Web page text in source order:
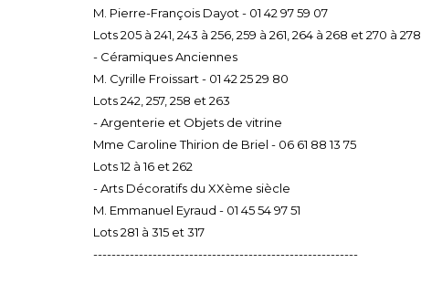
M. Pierre-François Dayot - 01 42 97 59 07
Lots 205 à 241, 243 à 256, 259 à 261, 264 à 268 et 270 à 278
- Céramiques Anciennes
M. Cyrille Froissart - 01 42 25 29 80
Lots 242, 257, 258 et 263
- Argenterie et Objets de vitrine
Mme Caroline Thirion de Briel - 06 61 88 13 75
Lots 12 à 16 et 262
- Arts Décoratifs du XXème siècle
M. Emmanuel Eyraud - 01 45 54 97 51
Lots 281 à 315 et 317
----------------------------------------------------------